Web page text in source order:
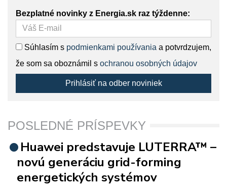
Bezplatné novinky z Energia.sk raz týždenne:
Súhlasím s podmienkami používania a potvrdzujem,
že som sa oboznámil s ochranou osobných údajov
Prihlásiť na odber noviniek
POSLEDNÉ PRÍSPEVKY
Huawei predstavuje LUTERRA™ –
novú generáciu grid-forming
energetických systémov